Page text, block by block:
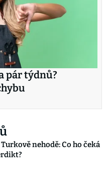
pár týdnů?
nehodě: Co ho čeká